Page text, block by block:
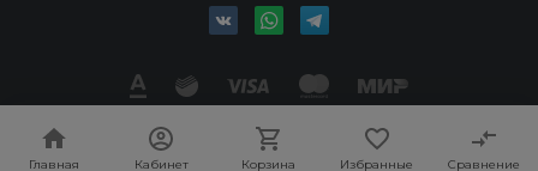
Главная Кабинет Корзина Избранные Сравнение
© 2026 Колор-Авто, Все права защищены